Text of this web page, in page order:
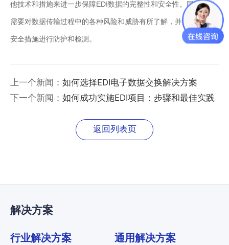
他技术和措施来进一步保障EDI数据的完整性和安全性。同时，也
需要对数据传输过程中的各种风险和威胁有所了解，并采取相应的
安全措施进行防护和检测。
上一个新闻： 如何选择EDI电子数据交换解决方案
下一个新闻： 如何成功实施EDI项目：步骤和最佳实践
返回列表页
解决方案
行业解决方案
通用解决方案